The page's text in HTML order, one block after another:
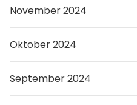
November 2024
Oktober 2024
September 2024